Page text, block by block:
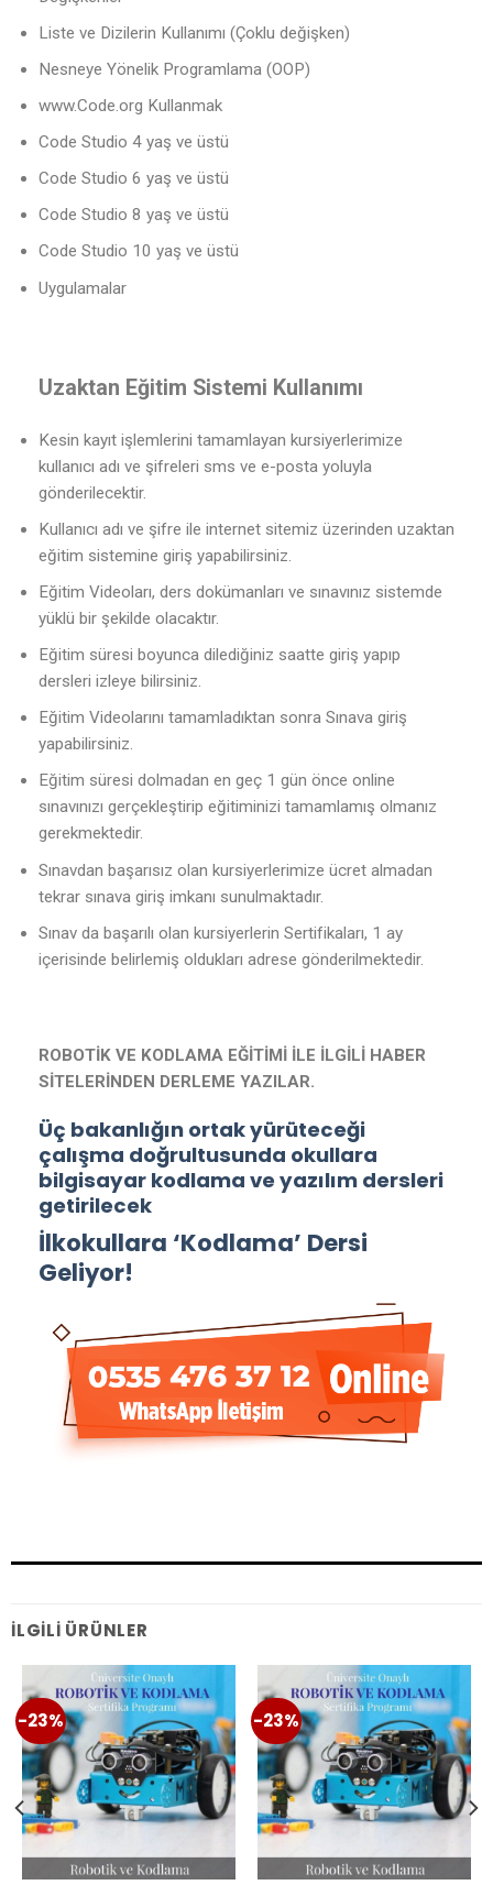
Liste ve Dizilerin Kullanımı (Çoklu değişken)
Nesneye Yönelik Programlama (OOP)
www.Code.org Kullanmak
Code Studio 4 yaş ve üstü
Code Studio 6 yaş ve üstü
Code Studio 8 yaş ve üstü
Code Studio 10 yaş ve üstü
Uygulamalar
Uzaktan Eğitim Sistemi Kullanımı
Kesin kayıt işlemlerini tamamlayan kursiyerlerimize
kullanıcı adı ve şifreleri sms ve e-posta yoluyla
gönderilecektir.
Kullanıcı adı ve şifre ile internet sitemiz üzerinden uzaktan
eğitim sistemine giriş yapabilirsiniz.
Eğitim Videoları, ders dokümanları ve sınavınız sistemde
yüklü bir şekilde olacaktır.
Eğitim süresi boyunca dilediğiniz saatte giriş yapıp
dersleri izleye bilirsiniz.
Eğitim Videolarını tamamladıktan sonra Sınava giriş
yapabilirsiniz.
Eğitim süresi dolmadan en geç 1 gün önce online
sınavınızı gerçekleştirip eğitiminizi tamamlamış olmanız
gerekmektedir.
Sınavdan başarısız olan kursiyerlerimize ücret almadan
tekrar sınava giriş imkanı sunulmaktadır.
Sınav da başarılı olan kursiyerlerin Sertifikaları, 1 ay
içerisinde belirlemiş oldukları adrese gönderilmektedir.
ROBOTİK VE KODLAMA EĞİTİMİ İLE İLGİLİ HABER
SİTELERİNDEN DERLEME YAZILAR.
Üç bakanlığın ortak yürüteceği
çalışma doğrultusunda okullara
bilgisayar kodlama ve yazılım dersleri
getirilecek
İlkokullara ‘Kodlama’ Dersi
Geliyor!
İLGILI ÜRÜNLER
-23% -23%